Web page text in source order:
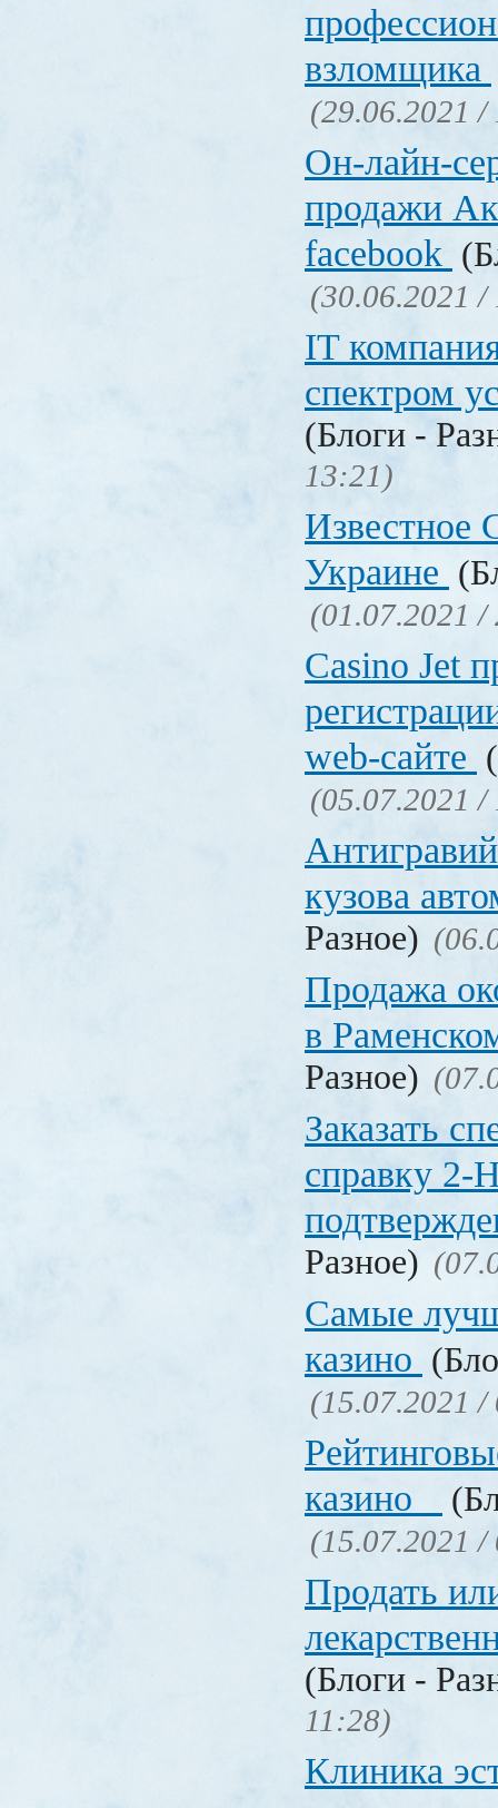
взломщика
(29.06.2021 /
Он-лайн-
продажи
facebook
(30.06.2021 /
IT
спектром
(Блоги -
13:21)
Известное
Украине
(01.07.2021 /
Сasino Jet
web-сайте
(05.07.2021 /
кузова
Разное)
Продажа
в
Разное)
Заказать
справку
Разное)
Самые
казино
(15.07.2021 /
казино
(15.07.2021 /
Продать
(Блоги -
11:28)
Клиника